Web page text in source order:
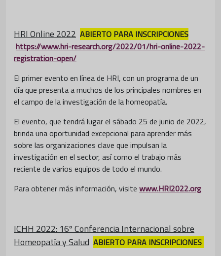
HRI Online 2022 ABIERTO PARA INSCRIPCIONES
https://www.hri-research.org/2022/01/hri-online-2022-
registration-open/
El primer evento en línea de HRI, con un programa de un
día que presenta a muchos de los principales nombres en
el campo de la investigación de la homeopatía.
El evento, que tendrá lugar el sábado 25 de junio de 2022,
brinda una oportunidad excepcional para aprender más
sobre las organizaciones clave que impulsan la
investigación en el sector, así como el trabajo más
reciente de varios equipos de todo el mundo.
Para obtener más información, visite www.HRI2022.org
ICHH 2022: 16º Conferencia Internacional sobre
Homeopatía y Salud ABIERTO PARA INSCRIPCIONES